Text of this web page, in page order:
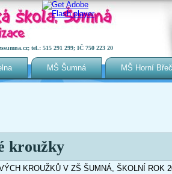
tel.: 515 291 299; IČ 750 223 20
MŠ Šumná MŠ Horní
kroužky
KROUŽKŮ V ZŠ ŠUMNÁ, ŠKOLNÍ ROK